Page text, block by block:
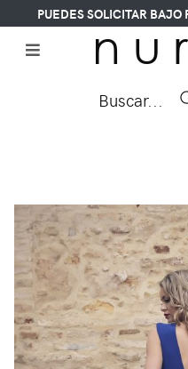
PUEDES SOLICITAR BAJO
n u
Buscar...